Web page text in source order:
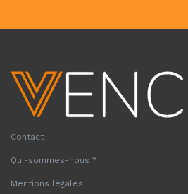
Contact
Qui-sommes-nous ?
Mentions légales